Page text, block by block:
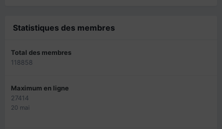
Statistiques des membres
Total des membres
118858
Maximum en ligne
27414
20 mai